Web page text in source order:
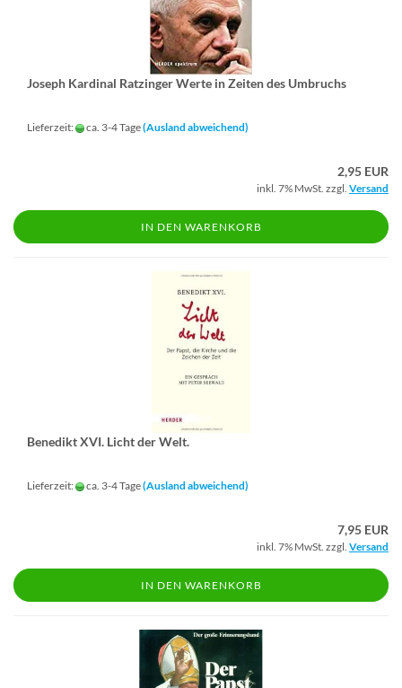
Jo­seph Kar­di­nal Ratz­in­ger Werte in Zei­ten des Um­bruchs
Lieferzeit: ca. 3-4 Tage(Ausland abweichend)
2,95 EUR
inkl. 7% MwSt. zzgl. Versand
IN DEN WARENKORB
Be­ne­dikt XVI. Licht der Welt.
Lieferzeit: ca. 3-4 Tage(Ausland abweichend)
7,95 EUR
inkl. 7% MwSt. zzgl. Versand
IN DEN WARENKORB